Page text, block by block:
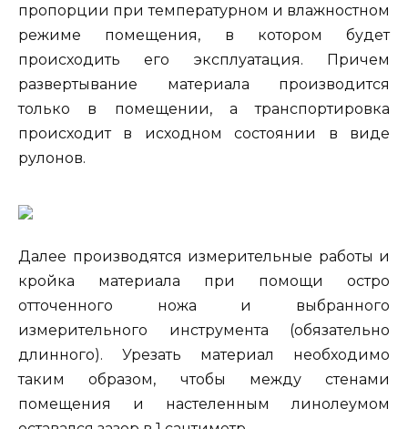
пропорции при температурном и влажностном
режиме помещения, в котором будет
происходить его эксплуатация. Причем
развертывание материала производится
только в помещении, а транспортировка
происходит в исходном состоянии в виде
рулонов.
Далее производятся измерительные работы и
кройка материала при помощи остро
отточенного ножа и выбранного
измерительного инструмента (обязательно
длинного). Урезать материал необходимо
таким образом, чтобы между стенами
помещения и настеленным линолеумом